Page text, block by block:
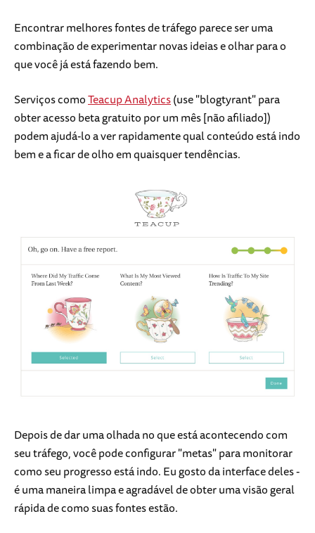
Encontrar melhores fontes de tráfego parece ser uma
combinação de experimentar novas ideias e olhar para o
que você já está fazendo bem.
Serviços comoTeacup Analytics(use "blogtyrant" para
obter acesso beta gratuito por um mês [não afiliado])
podem ajudá-lo a ver rapidamente qual conteúdo está indo
bem e a ficar de olho em quaisquer tendências.
Depois de dar uma olhada no que está acontecendo com
seu tráfego, você pode configurar "metas" para monitorar
como seu progresso está indo. Eu gosto da interface deles -
é uma maneira limpa e agradável de obter uma visão geral
rápida de como suas fontes estão.